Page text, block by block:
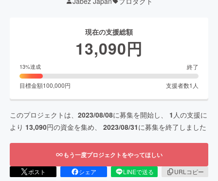
現在の支援総額
13,090円
13%達成 終了
目標金額100,000円 支援者数1 人
このプロジェクトは、 2023/08/08に募集を開始し、 1 人の支援に
より 13,090円の資金を集め、 2023/08/31に募集を終了しました
もう一度プロジェクトをやってほしい
ポスト シェア LINEで送る
URLコピー